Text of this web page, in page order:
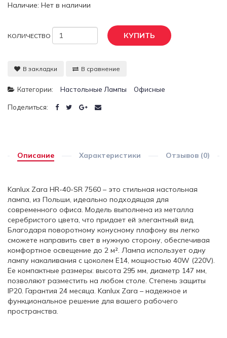
Наличие: Нет в наличии
КОЛИЧЕСТВО КУПИТЬ
В закладки В сравнение
Категории: Настольные Лампы Офисные
Поделиться:
Описание Характеристики Отзывов (0)
Kanlux Zara HR-40-SR 7560 – это стильная настольная
лампа, из Польши, идеально подходящая для
современного офиса. Модель выполнена из металла
серебристого цвета, что придает ей элегантный вид.
Благодаря поворотному конусному плафону вы легко
сможете направить свет в нужную сторону, обеспечивая
комфортное освещение до 2 м². Лампа использует одну
лампу накаливания с цоколем E14, мощностью 40W (220V).
Ее компактные размеры: высота 295 мм, диаметр 147 мм,
позволяют разместить на любом столе. Степень защиты
IP20. Гарантия 24 месяца. Kanlux Zara – надежное и
функциональное решение для вашего рабочего
пространства.